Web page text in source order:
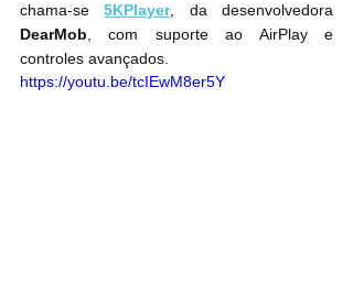
chama-se 5KPlayer
DearMob , com suporte ao AirPlay e
controles avançados.
https://youtu.be/tcIEwM8er5Y